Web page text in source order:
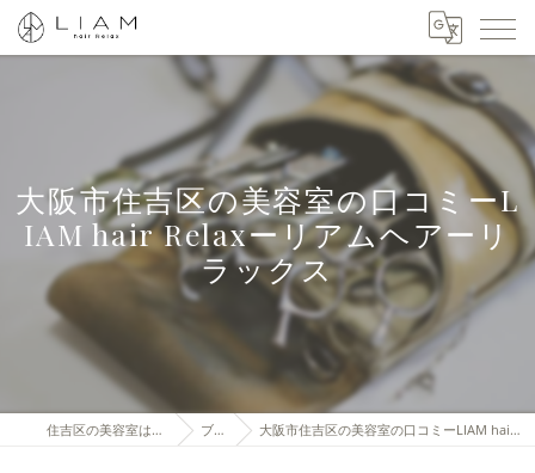
大阪市住吉区の美容室の口コミーL
IAM hair Relaxーリアムヘアーリ
ラックス
住吉区の美容室はLIAM hair Relax ブログ 大阪市住吉区の美容室の口コミーLIAM hair Relaxーリアムヘアーリラックス